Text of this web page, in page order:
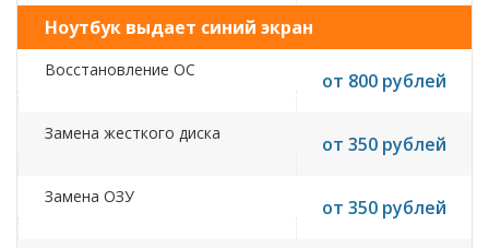
Ноутбук выдает синий экран
Восстановление ОС от 800 рублей
Замена жесткого диска от 350 рублей
Замена ОЗУ от 350 рублей